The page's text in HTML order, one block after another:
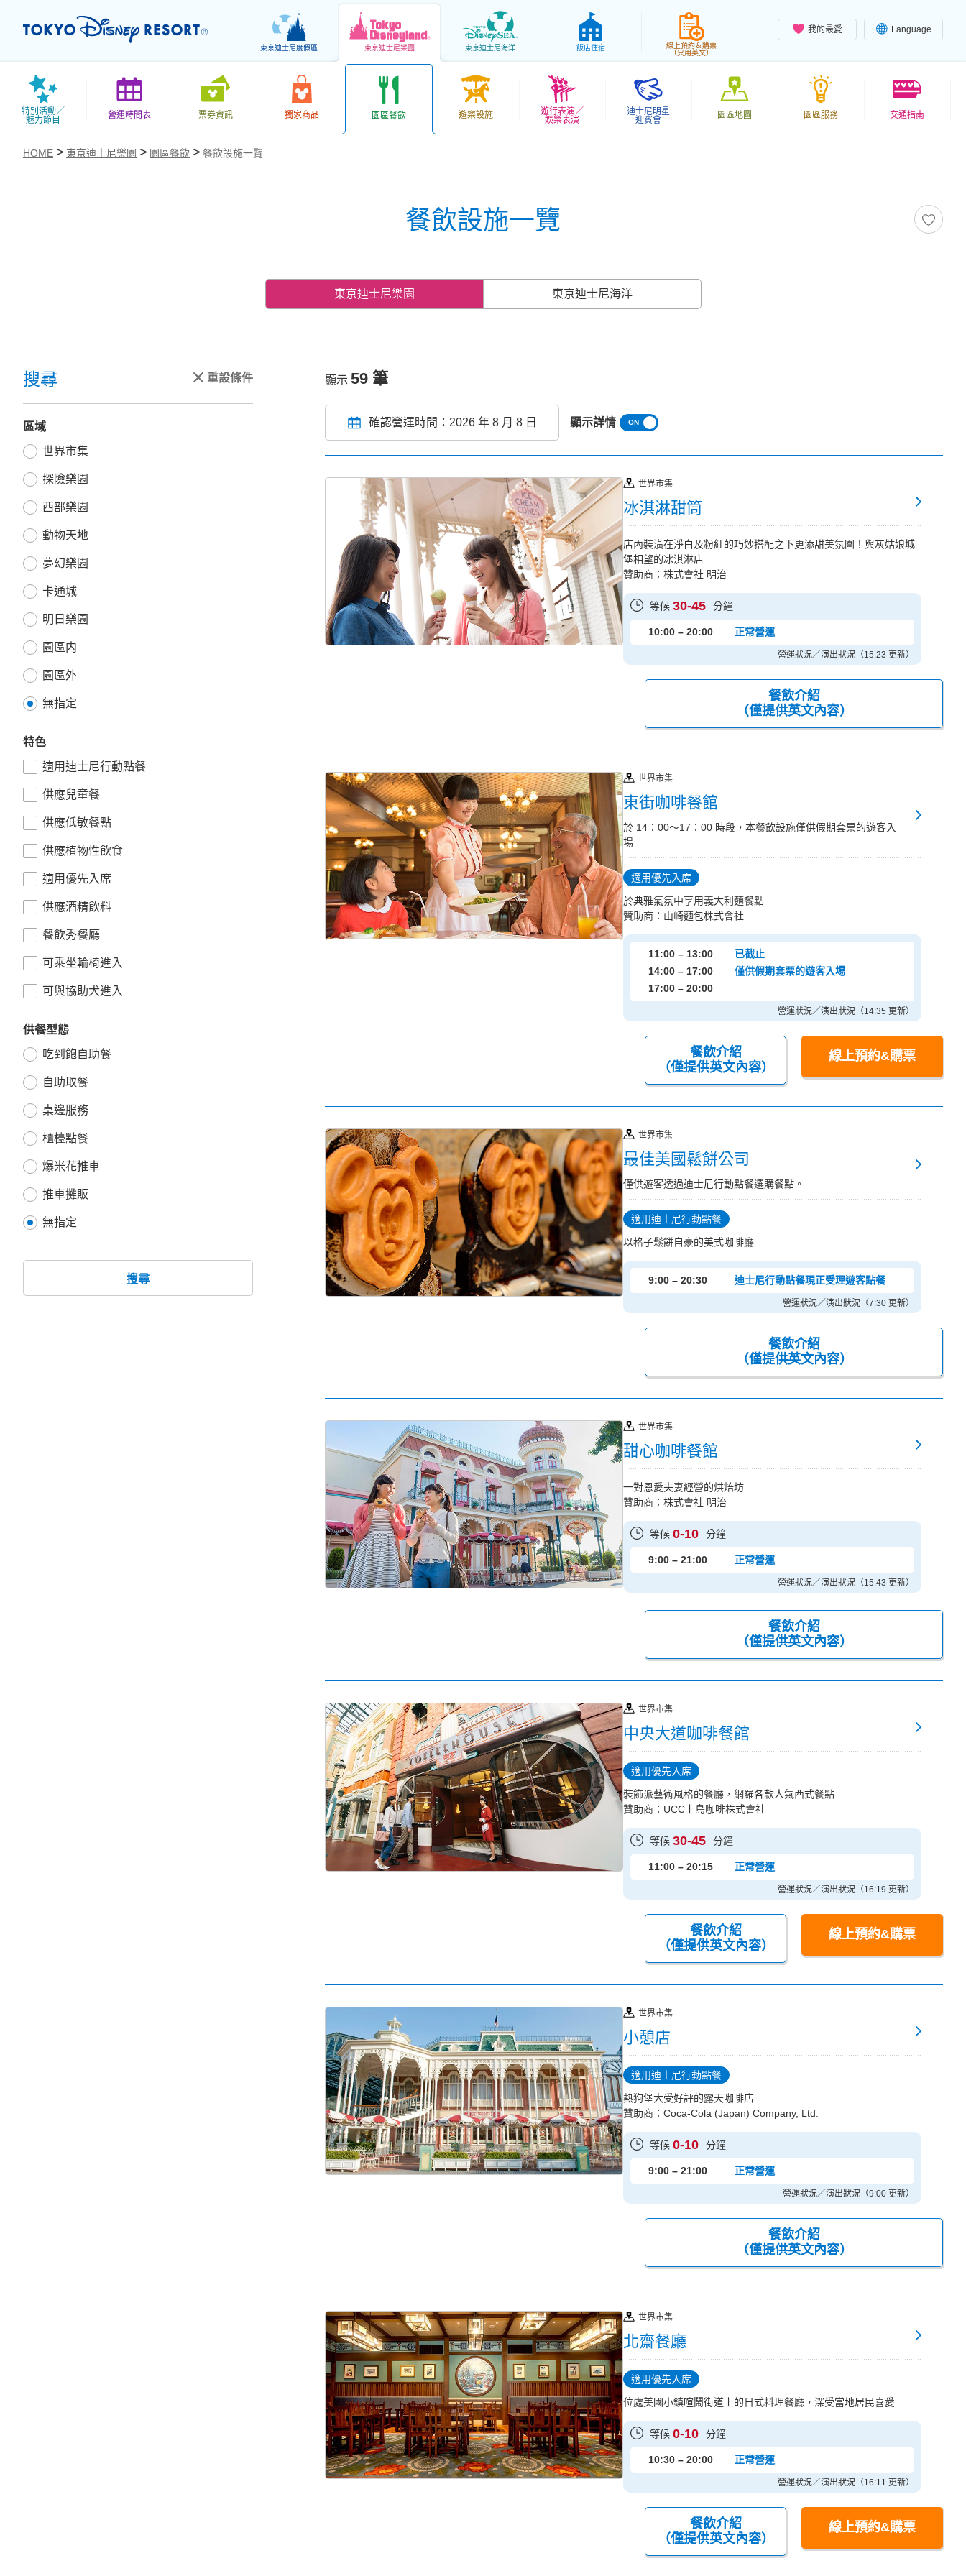
我的最愛 Language
東京迪士尼度假區 東京迪士尼樂園 東京迪士尼海洋 飯店住宿
線上預約＆購票
（只用英文）
特別活動／
魅力節目
營運時間表 票券資訊 獨家商品 園區餐飲 遊樂設施
遊行表演／
娛樂表演
迪士尼明星
迎賓會
園區地圖 園區服務 交通指南
HOME 東京迪士尼樂園 園區餐飲 餐飲設施一覽
餐飲設施一覽
東京迪士尼樂園 東京迪士尼海洋
搜尋 重設條件
區域
世界市集
探險樂園
西部樂園
動物天地
夢幻樂園
卡通城
明日樂園
園區内
園區外
無指定
特色
適用迪士尼行動點餐
供應兒童餐
供應低敏餐點
供應植物性飲食
適用優先入席
供應酒精飲料
餐飲秀餐廳
可乘坐輪椅進入
可與協助犬進入
供餐型態
吃到飽自助餐
自助取餐
桌邊服務
櫃檯點餐
爆米花推車
推車攤販
無指定
顯示 59 筆
確認營運時間：2026 年 8 月 8 日 顯示詳情
世界市集
冰淇淋甜筒
店內裝潢在淨白及粉紅的巧妙搭配之下更添甜美氛圍！與灰姑娘城
堡相望的冰淇淋店
贊助商：株式會社 明治
等候 30-45 分鐘
10:00 – 20:00 正常營運
營運狀況／演出狀況（15:23 更新）
餐飲介紹
（僅提供英文內容）
世界市集
東街咖啡餐館
於 14：00～17：00 時段，本餐飲設施僅供假期套票的遊客入
場
適用優先入席
於典雅氣氛中享用義大利麵餐點
贊助商：山崎麵包株式會社
11:00 – 13:00
已截止
14:00 – 17:00
僅供假期套票的遊客入場
17:00 – 20:00
營運狀況／演出狀況（14:35 更新）
餐飲介紹
（僅提供英文內容）
線上預約&購票
世界市集
最佳美國鬆餅公司
僅供遊客透過迪士尼行動點餐選購餐點。
適用迪士尼行動點餐
以格子鬆餅自豪的美式咖啡廳
9:00 – 20:30 迪士尼行動點餐現正受理遊客點餐
營運狀況／演出狀況（7:30 更新）
餐飲介紹
（僅提供英文內容）
世界市集
甜心咖啡餐館
一對恩愛夫妻經營的烘焙坊
贊助商：株式會社 明治
等候 0-10 分鐘
9:00 – 21:00 正常營運
營運狀況／演出狀況（15:43 更新）
餐飲介紹
（僅提供英文內容）
世界市集
中央大道咖啡餐館
適用優先入席
裝飾派藝術風格的餐廳，網羅各款人氣西式餐點
贊助商：UCC上島咖啡株式會社
等候 30-45 分鐘
11:00 – 20:15 正常營運
營運狀況／演出狀況（16:19 更新）
餐飲介紹
（僅提供英文內容）
線上預約&購票
世界市集
小憩店
適用迪士尼行動點餐
熱狗堡大受好評的露天咖啡店
贊助商：Coca-Cola (Japan) Company, Ltd.
等候 0-10 分鐘
9:00 – 21:00 正常營運
營運狀況／演出狀況（9:00 更新）
餐飲介紹
（僅提供英文內容）
世界市集
北齋餐廳
適用優先入席
位處美國小鎮喧鬧街道上的日式料理餐廳，深受當地居民喜愛
等候 0-10 分鐘
10:30 – 20:00 正常營運
營運狀況／演出狀況（16:11 更新）
餐飲介紹
（僅提供英文內容）
線上預約&購票